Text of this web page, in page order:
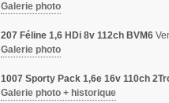
Galerie photo
207 Féline 1,6 HDi 8v 112ch BVM6
Galerie photo
1007 Sporty Pack 1,6e 16v 110ch
Galerie photo + historique